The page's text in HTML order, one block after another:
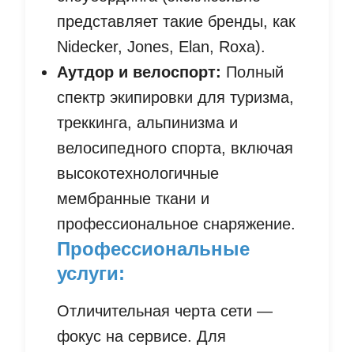
представляет такие бренды, как
Nidecker, Jones, Elan, Roxa).
Аутдор и велоспорт: Полный
спектр экипировки для туризма,
треккинга, альпинизма и
велосипедного спорта, включая
высокотехнологичные
мембранные ткани и
профессиональное снаряжение.
Профессиональные
услуги:
Отличительная черта сети —
фокус на сервисе. Для